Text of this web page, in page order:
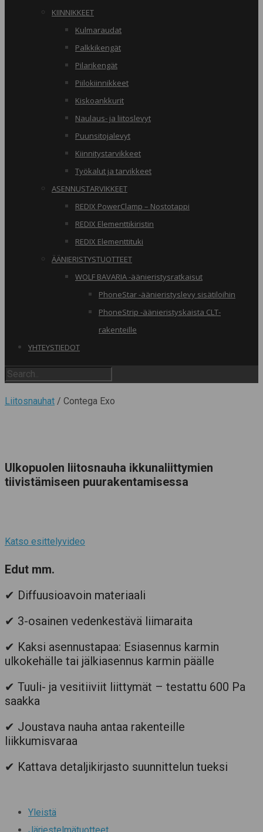
KIINNIKKEET
Kulmaraudat
Palkkikengät
Pilarikengät
Piilokiinnikkeet
Kiskoankkurit
Naulaus- ja liitoslevyt
Puunsitojalevyt
Kiinnitystarvikkeet
Työkalut ja tarvikkeet
ASENNUSTARVIKKEET
REDIX PowerClamp – Nostotappi
REDIX Elementtikiristin
REDIX Elementtituki
ÄÄNIERISTYSTUOTTEET
WOLF BAVARIA -äänieristysratkaisut
PhoneStar -äänieristyslevy sisätiloihin
PhoneStrip -äänieristyskaista CLT-
rakenteille
YHTEYSTIEDOT
Liitosnauhat / Contega Exo
Ulkopuolen liitosnauha ikkunaliittymien
tiivistämiseen puurakentamisessa
Katso esittelyvideo
Edut mm.
✔ Diffuusioavoin materiaali
✔ 3-osainen vedenkestävä liimaraita
✔ Kaksi asennustapaa: Esiasennus karmin
ulkokehälle tai jälkiasennus karmin päälle
✔ Tuuli- ja vesitiiviit liittymät – testattu 600 Pa
saakka
✔ Joustava nauha antaa rakenteille
liikkumisvaraa
✔ Kattava detaljikirjasto suunnittelun tueksi
Yleistä